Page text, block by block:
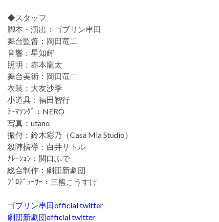
◆スタッフ
脚本・演出：ゴブリン串田
舞台監督：岡田竜二
音響：星知輝
照明：赤本龍太
舞台美術：岡田竜二
衣装：大友沙季
小道具：福田智行
ﾃｰﾏｿﾝｸﾞ：NERO
写真：utano
振付：鈴木彩乃（Casa Mia Studio）
殺陣指導：白井サトル
ﾅﾚｰｼｮﾝ：関口ふで
総合制作：劇団新劇団
ﾌﾟﾛﾃﾞｭｰｻｰ：三熊こうすけ
ゴブリン串田official twitter
劇団新劇団official twitter